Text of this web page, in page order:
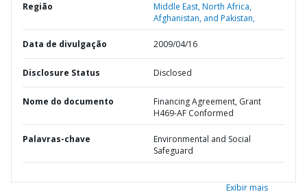
Região
Middle East, North Africa,
Afghanistan, and Pakistan,
Data de divulgação 2009/04/16
Disclosure Status Disclosed
Nome do documento
Financing Agreement, Grant
H469-AF Conformed
Palavras-chave
Environmental and Social
Safeguard
Exibir mais